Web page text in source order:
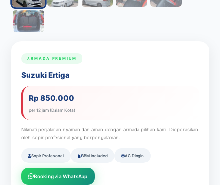
ARMADA PREMIUM
Suzuki Ertiga
Rp 850.000
per 12 jam (Dalam Kota)
Nikmati perjalanan nyaman dan aman dengan armada pilihan kami. Dioperasikan
oleh sopir profesional yang berpengalaman.
Sopir Profesional BBM Included AC Dingin
Booking via WhatsApp